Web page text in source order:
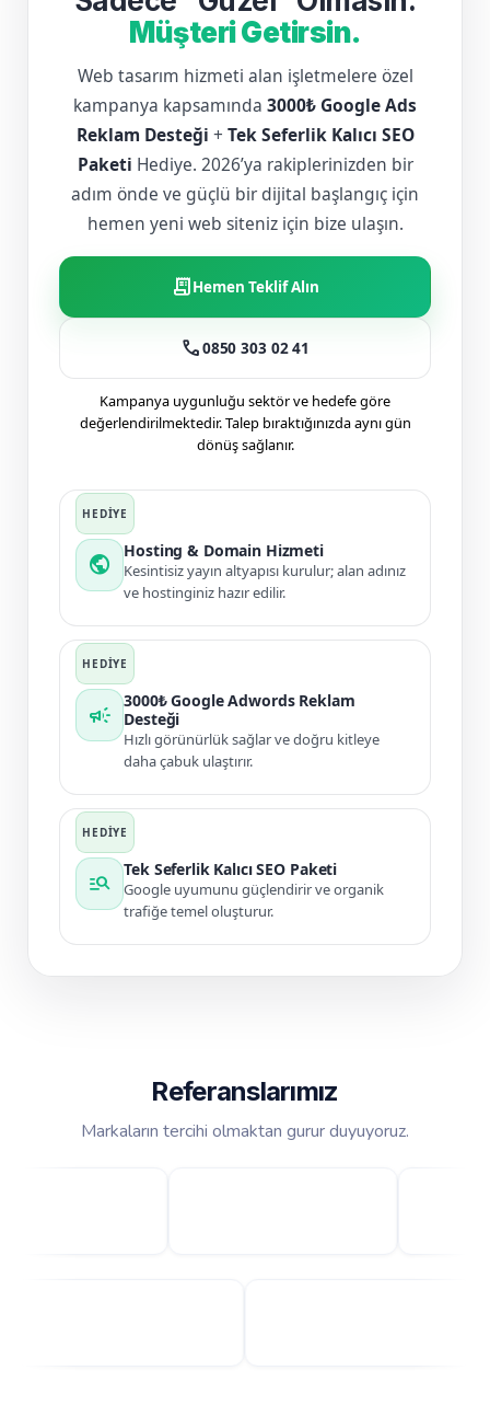
Müşteri Getirsin.
Web tasarım hizmeti alan işletmelere özel
kampanya kapsamında 3000₺ Google Ads
Reklam Desteği + Tek Seferlik Kalıcı SEO
Paketi Hediye. 2026’ya rakiplerinizden bir
adım önde ve güçlü bir dijital başlangıç için
hemen yeni web siteniz için bize ulaşın.
receipt_longHemen Teklif Alın
call0850 303 02 41
Kampanya uygunluğu sektör ve hedefe göre
değerlendirilmektedir. Talep bıraktığınızda aynı gün
dönüş sağlanır.
public
Hosting & Domain Hizmeti
Kesintisiz yayın altyapısı kurulur; alan adınız
ve hostinginiz hazır edilir.
campaign
3000₺ Google Adwords Reklam
Desteği
Hızlı görünürlük sağlar ve doğru kitleye
daha çabuk ulaştırır.
manage_search
Tek Seferlik Kalıcı SEO Paketi
Google uyumunu güçlendirir ve organik
trafiğe temel oluşturur.
Referanslarımız
Markaların tercihi olmaktan gurur duyuyoruz.